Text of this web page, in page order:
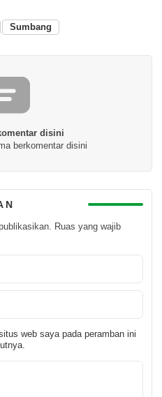
Sumbang
disini
berkomentar disini
Ruas yang wajib
web saya pada peramban ini